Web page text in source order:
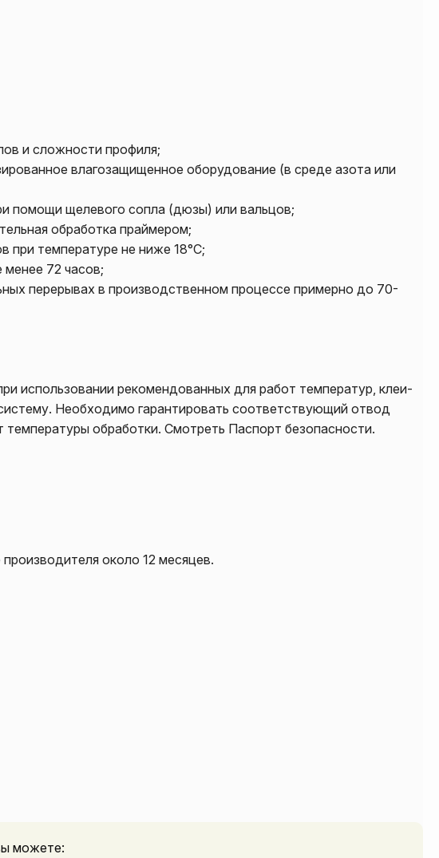
и сложности профиля;
влагозащищенное оборудование (в среде азота или
помощи щелевого сопла (дюзы) или вальцов;
обработка праймером;
при температуре не ниже 18°С;
менее 72 часов;
перерывах в производственном процессе примерно до 70-
использовании рекомендованных для работ температур, клеи-
Необходимо гарантировать соответствующий отвод
температуры обработки. Смотреть Паспорт безопасности.
около 12 месяцев.
можете: